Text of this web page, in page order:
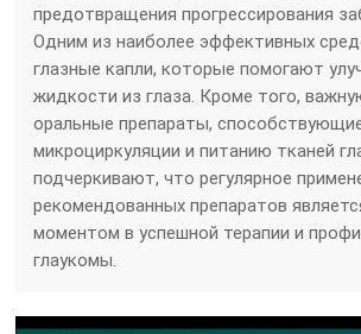
предотвращения прогрессирования
Одним из наиболее эффективных
глазные капли, которые помогают
жидкости из глаза. Кроме того,
оральные препараты,
микроциркуляции и питанию тканей
подчеркивают, что регулярное
рекомендованных препаратов
моментом в успешной терапии и
глаукомы.